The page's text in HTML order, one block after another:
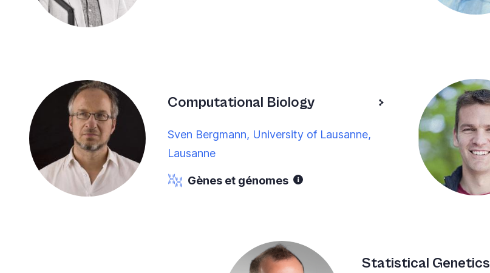
Computational Biology
Sven Bergmann, University of Lausanne,
Lausanne
Gènes et génomes
Statistical Genetics